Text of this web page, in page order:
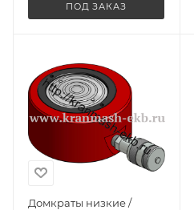
ПОД ЗАКАЗ
Домкраты низкие /